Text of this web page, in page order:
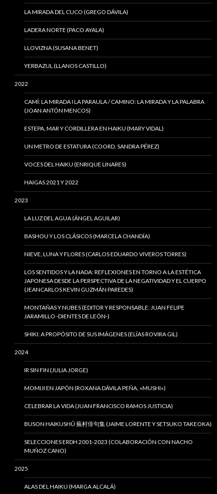
LA MIRADA DEL CUCO (GREGO DÁVILA)
LADERA NORTE (PACO AYALA)
LLOVIZNA (SUSANA BENET)
YERBAZUL (LLANOS CASTILLO)
2022
CAMÍ: LA MIRADA I LA PARAULA / CAMINO: LA MIRADA Y LA PALABRA
(JOAN ANTÓN MENCOS)
ESTEPA, MAR Y CORDILLERA EN HAIKU (MARY VIDAL)
UN METRO DE ESTATURA (COORD. SANDRA PÉREZ)
VOCES DEL HAIKU (ENRIQUE LINARES)
HAIGAS 2021 Y 2022
2023
LA LUZ DEL AGUA (ÁNGEL AGUILAR)
BASHOU Y LOS CLÁSICOS (MARCELA CHANDÍA)
NIEVE, LUNA Y FLORES (CARLOS EDUARDO VIVEROS TORRES)
LOS SENTIDOS Y LA NADA: REFLEXIONES EN TORNO A LA ESTÉTICA
JAPONESA DESDE LA PERSPECTIVA DE LA NEGATIVIDAD Y EL CUERPO
(JEANCARLOS KEVIN GUZMÁN PAREDES)
MONTAÑAS Y NUBES (EDITOR Y RESPONSABLE: JUAN FELIPE
JARAMILLO -DIENTES DE LEÓN-)
SHIKI: A PROPÓSITO DE SUS IMÁGENES (ELÍAS ROVIRA GIL)
2024
IR SIN FIN (JULIA JORGE)
MOMIJI EN JAPÓN (ROXANA DÁVILA PEÑA, «MUSHI»)
CELEBRAR LA VIDA (JUAN FRANCISCO RAMOS JUSTICIA)
BUSON HAIKUSHÛ 蕪村俳句集 (JAIME LORENTE Y SETSUKO TAKEOKA)
SELECCIONES ERDH 2001-2023 (COLABORACIÓN CON NACHO
MUÑOZ CANO)
2025
ALAS DEL HAIKU (MARGA ALCALÁ)